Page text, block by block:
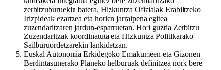
zerbitzuburuekin batera. Hizkuntza Ofizialak Erabiltzeko
Irizpideak ezartzea eta horien jarraipena egitea
zuzendaritzaren jardun-esparruetan. Hori guztia Zerbitzu
Zuzendaritzak koordinatuta eta Hizkuntza Politikarako
Sailburuordetzarekin lankidetzan.
Euskal Autonomia Erkidegoko Emakumeen eta Gizonen
Berdintasunerako Planeko helburuak definitzea nork bere